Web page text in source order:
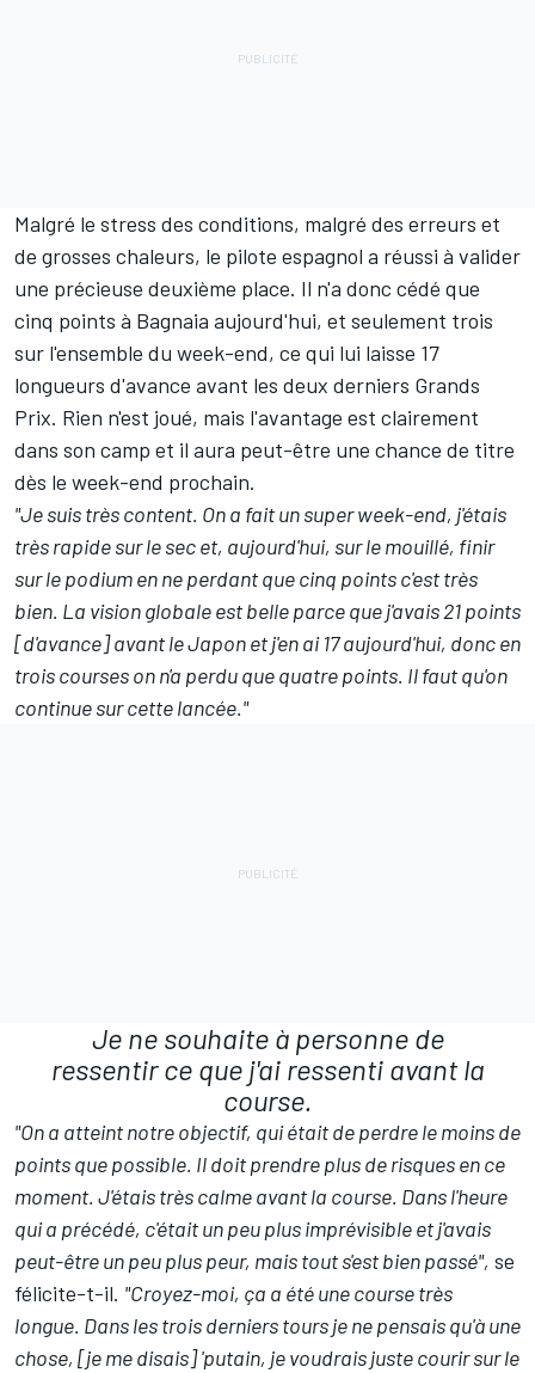
Malgré le stress des conditions, malgré des erreurs et
de grosses chaleurs, le pilote espagnol a réussi à valider
une précieuse deuxième place. Il n'a donc cédé que
cinq points à Bagnaia aujourd'hui, et seulement trois
sur l'ensemble du week-end, ce qui lui laisse 17
longueurs d'avance avant les deux derniers Grands
Prix. Rien n'est joué, mais l'avantage est clairement
dans son camp et il aura peut-être une chance de titre
dès le week-end prochain.
"Je suis très content. On a fait un super week-end, j'étais
très rapide sur le sec et, aujourd'hui, sur le mouillé, finir
sur le podium en ne perdant que cinq points c'est très
bien. La vision globale est belle parce que j'avais 21 points
[d'avance] avant le Japon et j'en ai 17 aujourd'hui, donc en
trois courses on n'a perdu que quatre points. Il faut qu'on
continue sur cette lancée."
Je ne souhaite à personne de
ressentir ce que j'ai ressenti avant la
course.
"On a atteint notre objectif, qui était de perdre le moins de
points que possible. Il doit prendre plus de risques en ce
moment. J'étais très calme avant la course. Dans l'heure
qui a précédé, c'était un peu plus imprévisible et j'avais
peut-être un peu plus peur, mais tout s'est bien passé", se
félicite-t-il. "Croyez-moi, ça a été une course très
longue. Dans les trois derniers tours je ne pensais qu'à une
chose, [je me disais] 'putain, je voudrais juste courir sur le